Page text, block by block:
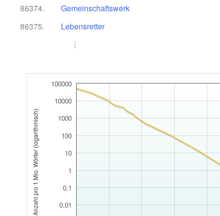
86374.
Gemeinschaftswerk
86375.
Lebensretter
⋮
1
10
100
1000
10000
100000
0,01
0,1
Anzahl pro 1 Mio. Wörter (logarithmisch)